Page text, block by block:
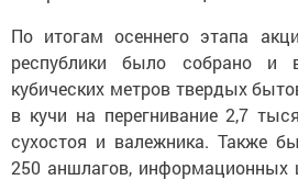
По итогам осеннего этапа
республики было собрано и
кубических метров твердых
в кучи на перегнивание 2,7
сухостоя и валежника. Также
250 аншлагов,